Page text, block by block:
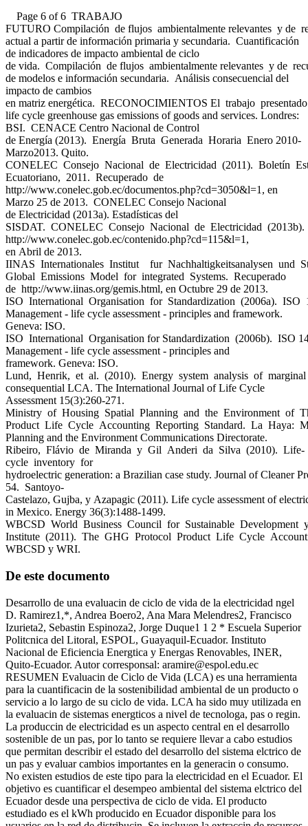
Page 6 of 6 TRABAJO
FUTURO Compilación de flujos ambientalmente relevantes y de
actual a partir de información primaria y secundaria. Cuantificación
de indicadores de impacto ambiental de ciclo
de vida. Compilación de flujos ambientalmente relevantes y de
de modelos e información secundaria. Análisis consecuencial del
impacto de cambios
en matriz energética. RECONOCIMIENTOS El trabajo
life cycle greenhouse gas emissions of goods and services. Londres:
BSI. CENACE Centro Nacional de Control
de Energía (2013). Energía Bruta Generada Horaria Enero 2010-
Marzo2013. Quito.
CONELEC Consejo Nacional de Electricidad (2011). Boletín
Ecuatoriano, 2011. Recuperado de
http://www.conelec.gob.ec/documentos.php?cd=3050&l=1, en
Marzo 25 de 2013. CONELEC Consejo Nacional
de Electricidad (2013a). Estadísticas del
SISDAT. CONELEC Consejo Nacional de Electricidad
http://www.conelec.gob.ec/contenido.php?cd=115&l=1,
en Abril de 2013.
IINAS Internationales Institut fur Nachhaltigkeitsanalysen und
Global Emissions Model for integrated Systems. Recuperado
de http://www.iinas.org/gemis.html, en Octubre 29 de 2013.
ISO International Organisation for Standardization (2006a). ISO
Management - life cycle assessment - principles and framework.
Geneva: ISO.
ISO International Organisation for Standardization (2006b). ISO
Management - life cycle assessment - principles and
framework. Geneva: ISO.
Lund, Henrik, et al. (2010). Energy system analysis of
consequential LCA. The International Journal of Life Cycle
Assessment 15(3):260-271.
Ministry of Housing Spatial Planning and the Environment of
Product Life Cycle Accounting Reporting Standard. La Haya:
Planning and the Environment Communications Directorate.
Ribeiro, Flávio de Miranda y Gil Anderi da Silva (2010). Life-
cycle inventory for
hydroelectric generation: a Brazilian case study. Journal of Cleaner
54. Santoyo-
Castelazo, Gujba, y Azapagic (2011). Life cycle assessment of
in Mexico. Energy 36(3):1488-1499.
WBCSD World Business Council for Sustainable
Institute (2011). The GHG Protocol Product Life Cycle
WBCSD y WRI.
De este documento
Desarrollo de una evaluacin de ciclo de vida de la electricidad ngel
D. Ramirez1,*, Andrea Boero2, Ana Mara Melendres2, Francisco
Izurieta2, Sebastin Espinoza2, Jorge Duque1 1 2 * Escuela Superior
Politcnica del Litoral, ESPOL, Guayaquil-Ecuador. Instituto
Nacional de Eficiencia Energtica y Energas Renovables, INER,
Quito-Ecuador. Autor corresponsal: aramire@espol.edu.ec
RESUMEN Evaluacin de Ciclo de Vida (LCA) es una herramienta
para la cuantificacin de la sostenibilidad ambiental de un producto o
servicio a lo largo de su ciclo de vida. LCA ha sido muy utilizada en
la evaluacin de sistemas energticos a nivel de tecnologa, pas o regin.
La produccin de electricidad es un aspecto central en el desarrollo
sostenible de un pas, por lo tanto se requiere llevar a cabo estudios
que permitan describir el estado del desarrollo del sistema elctrico de
un pas y evaluar cambios importantes en la generacin o consumo.
No existen estudios de este tipo para la electricidad en el Ecuador. El
objetivo es cuantificar el desempeo ambiental del sistema elctrico del
Ecuador desde una perspectiva de ciclo de vida. El producto
estudiado es el kWh producido en Ecuador disponible para los